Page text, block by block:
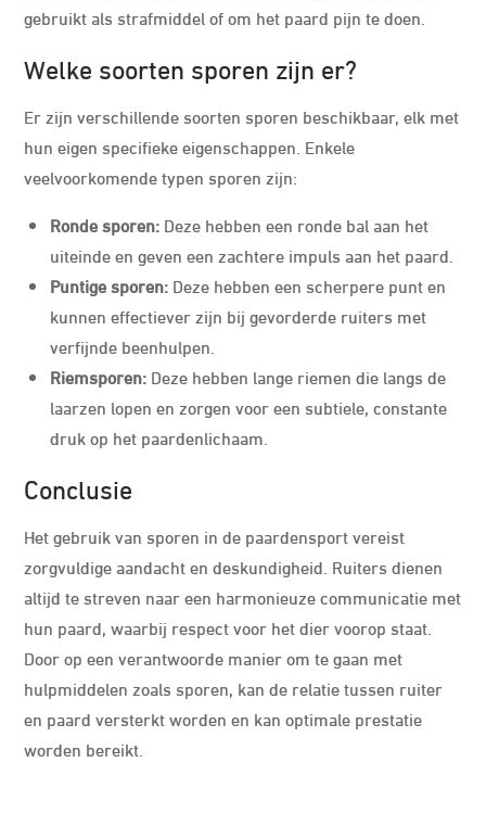
gebruikt als strafmiddel of om het paard pijn te doen.
Welke soorten sporen zijn er?
Er zijn verschillende soorten sporen beschikbaar, elk met
hun eigen specifieke eigenschappen. Enkele
veelvoorkomende typen sporen zijn:
Ronde sporen: Deze hebben een ronde bal aan het
uiteinde en geven een zachtere impuls aan het paard.
Puntige sporen: Deze hebben een scherpere punt en
kunnen effectiever zijn bij gevorderde ruiters met
verfijnde beenhulpen.
Riemsporen: Deze hebben lange riemen die langs de
laarzen lopen en zorgen voor een subtiele, constante
druk op het paardenlichaam.
Conclusie
Het gebruik van sporen in de paardensport vereist
zorgvuldige aandacht en deskundigheid. Ruiters dienen
altijd te streven naar een harmonieuze communicatie met
hun paard, waarbij respect voor het dier voorop staat.
Door op een verantwoorde manier om te gaan met
hulpmiddelen zoals sporen, kan de relatie tussen ruiter
en paard versterkt worden en kan optimale prestatie
worden bereikt.